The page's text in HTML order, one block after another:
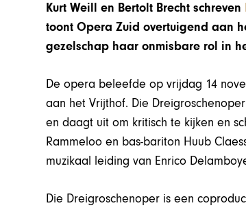
Kurt Weill en Bertolt Brecht schreven
toont Opera Zuid overtuigend aan
gezelschap haar onmisbare rol in
De opera beleefde op vrijdag 14
aan het Vrijthof. Die
en daagt uit om kritisch te kijken en
Rammeloo en bas-bariton Huub
muzikaal leiding van Enrico
Die Dreigroschenoper is een